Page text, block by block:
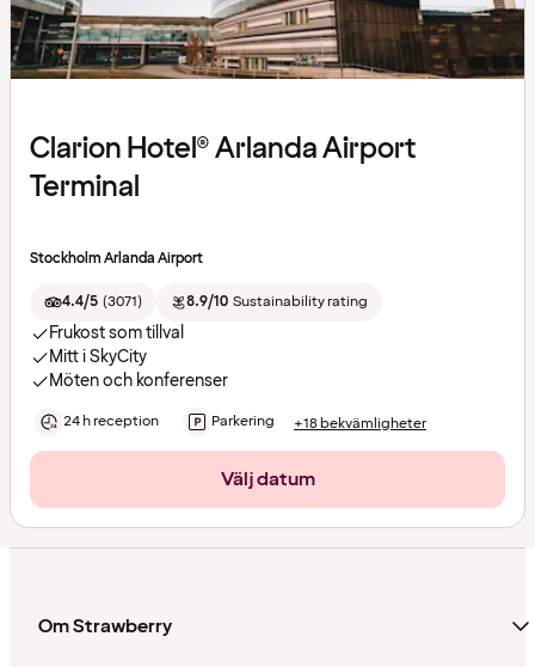
Clarion Hotel® Arlanda Airport
Terminal
Stockholm Arlanda Airport
4.4/5 (3071) 8.9/10 Sustainability rating
Frukost som tillval
Mitt i SkyCity
Möten och konferenser
24 h reception Parkering +18 bekvämligheter
Välj datum
Om Strawberry